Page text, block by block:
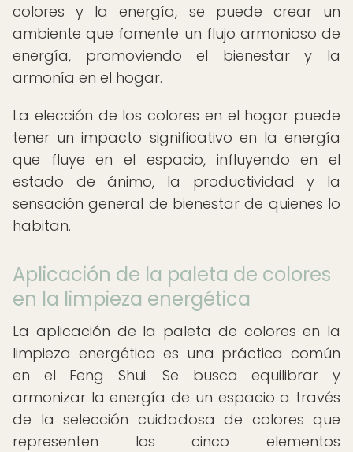
colores y la energía, se puede crear un
ambiente que fomente un flujo armonioso de
energía, promoviendo el bienestar y la
armonía en el hogar.
La elección de los colores en el hogar puede
tener un impacto significativo en la energía
que fluye en el espacio, influyendo en el
estado de ánimo, la productividad y la
sensación general de bienestar de quienes lo
habitan.
Aplicación de la paleta de colores
en la limpieza energética
La aplicación de la paleta de colores en la
limpieza energética es una práctica común
en el Feng Shui. Se busca equilibrar y
armonizar la energía de un espacio a través
de la selección cuidadosa de colores que
representen los cinco elementos